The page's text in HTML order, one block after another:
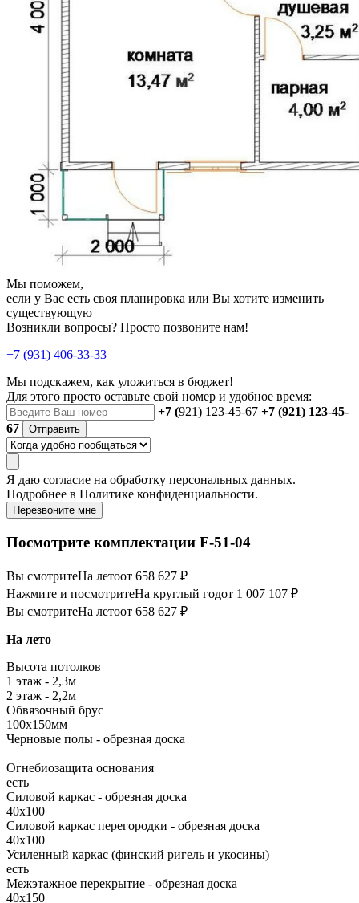
Мы поможем,
если у Вас есть своя планировка или Вы хотите изменить
существующую
Возникли вопросы? Просто позвоните нам!
+7 (931) 406-33-33
Мы подскажем, как уложиться в бюджет!
Для этого просто оставьте свой номер и удобное время:
+7 (921) 123-45-67 +7 (921) 123-45-
67
Отправить
Я даю согласие на обработку персональных данных.
Подробнее в Политике конфиденциальности.
Перезвоните мне
Посмотрите комплектации F-51-04
Вы смотритеНа летоот 658 627 ₽
Нажмите и посмотритеНа круглый годот 1 007 107 ₽
Вы смотритеНа летоот 658 627 ₽
На лето
Высота потолков
1 этаж - 2,3м
2 этаж - 2,2м
Обвязочный брус
100х150мм
Черновые полы - обрезная доска
—
Огнебиозащита основания
есть
Силовой каркас - обрезная доска
40х100
Силовой каркас перегородки - обрезная доска
40x100
Усиленный каркас (финский ригель и укосины)
есть
Межэтажное перекрытие - обрезная доска
40х150